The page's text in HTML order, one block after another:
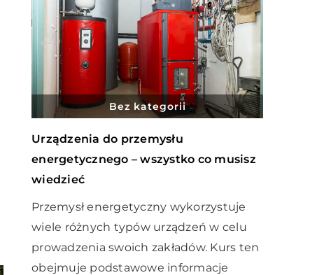
Bez kategorii
Urządzenia do przemysłu
energetycznego – wszystko co musisz
wiedzieć
Przemysł energetyczny wykorzystuje
wiele różnych typów urządzeń w celu
prowadzenia swoich zakładów. Kurs ten
obejmuje podstawowe informacje